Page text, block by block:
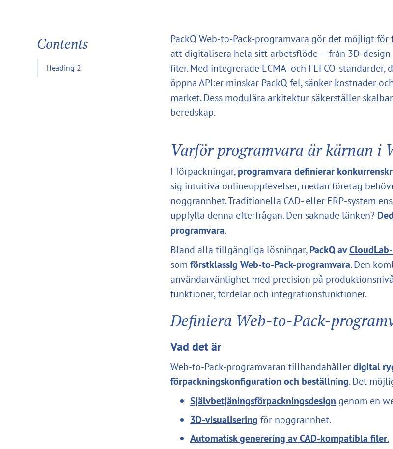
Contents
Heading 2
PackQ Web-to-Pack-programvara gör det möjligt
att digitalisera hela sitt arbetsflöde — från 3D-
filer. Med integrerade ECMA- och FEFCO-
öppna API:er minskar PackQ fel, sänker kostnader
market. Dess modulära arkitektur säkerställer
beredskap.
Varför programvara är kärnan i
I förpackningar,programvara definierar
sig intuitiva onlineupplevelser, medan företag
noggrannhet. Traditionella CAD- eller ERP-system
uppfylla denna efterfrågan. Den saknade länken?
programvara.
Bland alla tillgängliga lösningar,PackQ av
somförstklassig Web-to-Pack-programvara. Den
användarvänlighet med precision på
funktioner, fördelar och integrationsfunktioner.
Definiera Web-to-Pack-
Vad det är
Web-to-Pack-programvaran tillhandahållerdigital
förpackningskonfiguration och beställning. Det
Självbetjäningsförpackningsdesign genom en
3D-visualisering för noggrannhet.
Automatisk generering av CAD-kompatibla filer.